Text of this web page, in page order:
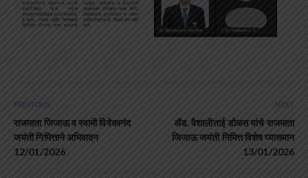
PREVIOUS
राजमाता जिजाऊ व स्वामी विवेकानंद
जयंती निमित्ताने अभिवादन
12/01/2026
NEXT
ॲड. वैशालीताई डोळस यांचे राजमाता
जिजाऊ जयंती निमित्त विशेष व्याख्यान
13/01/2026